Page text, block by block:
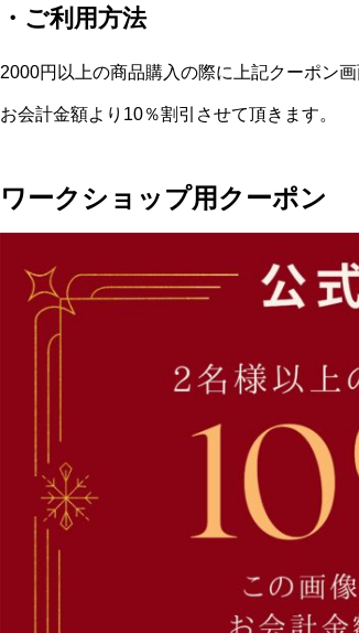
・ご利用方法
2000円以上の商品購入の際に上記クーポン画
お会計金額より10％割引させて頂きます。
ワークショップ用クーポン